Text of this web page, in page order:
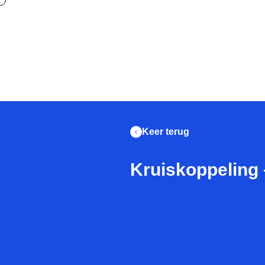
Keer terug
Kruiskoppeling